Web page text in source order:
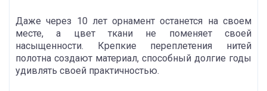
Даже через 10 лет орнамент останется на своем
месте, а цвет ткани не поменяет своей
насыщенности. Крепкие переплетения нитей
полотна создают материал, способный долгие годы
удивлять своей практичностью.